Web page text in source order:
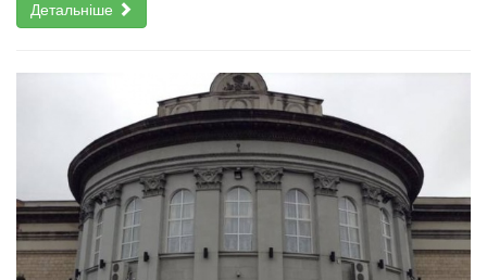
Детальніше